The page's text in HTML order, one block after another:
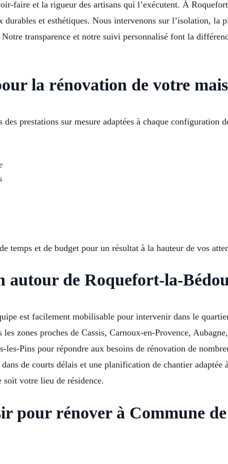
faire et la rigueur des artisans qui l’exécutent. À
et esthétiques. Nous intervenons sur l’isolation, la
transparence et notre suivi personnalisé font la
la rénovation de votre
prestations sur mesure adaptées à chaque configuration
temps et de budget pour un résultat à la hauteur de vos
autour de Roquefort-la-
est facilement mobilisable pour intervenir dans le
zones proches de Cassis, Carnoux-en-Provence,
les-Pins pour répondre aux besoins de rénovation de
de courts délais et une planification de chantier adaptée
votre lieu de résidence.
pour rénover à Commune